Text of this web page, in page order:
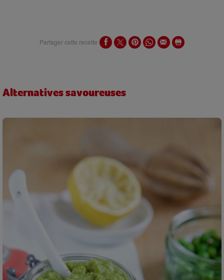
Partager cette recette
Alternatives savoureuses